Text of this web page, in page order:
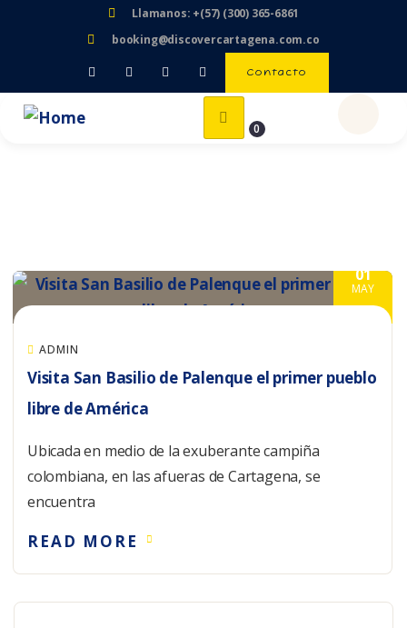
Llamanos: +(57) (300) 365-6861
booking@discovercartagena.com.co
Contacto
0
01
MAY
ADMIN
Visita San Basilio de Palenque el primer pueblo
libre de América
Ubicada en medio de la exuberante campiña
colombiana, en las afueras de Cartagena, se
encuentra
READ MORE